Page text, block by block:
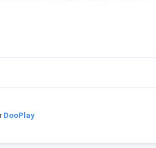
DooPlay